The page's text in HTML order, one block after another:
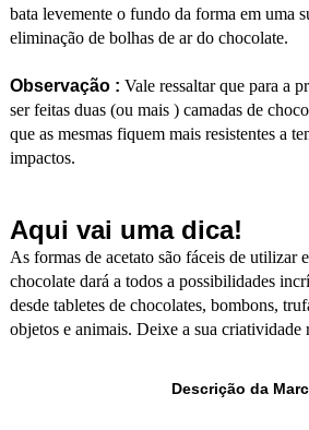
bata levemente o fundo da forma em uma
eliminação de bolhas de ar do chocolate.
Observação : Vale ressaltar que para a
ser feitas duas (ou mais ) camadas de
que as mesmas fiquem mais resistentes a
impactos.
Aqui vai uma dica!
As formas de acetato são fáceis de utilizar
chocolate dará a todos a possibilidades
desde tabletes de chocolates, bombons,
objetos e animais. Deixe a sua criatividade
Descrição da